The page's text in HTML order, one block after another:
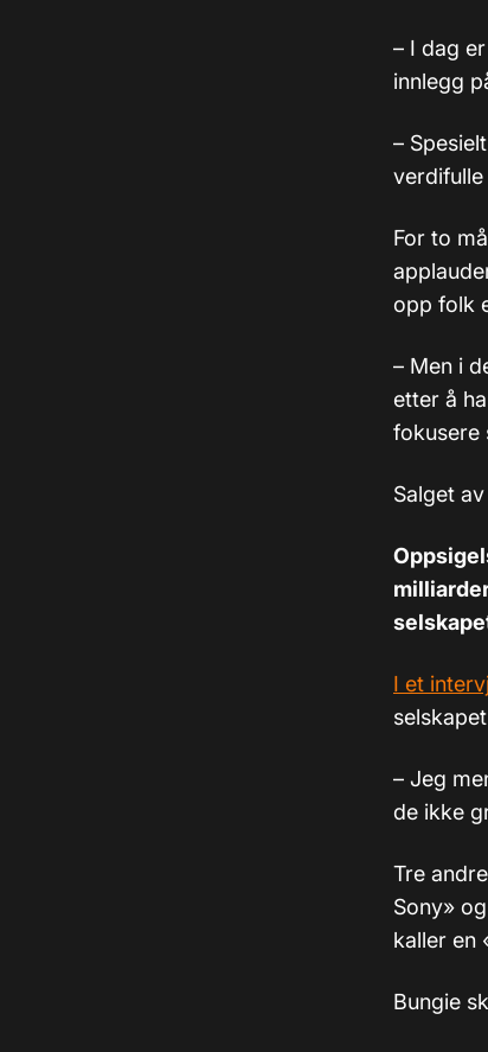
– I dag
innlegg
–
For to
opp folk
– Men i
etter å
fokusere
Salget
I et
– Jeg
de ikke
Tre
Sony»
kaller en
Bungie